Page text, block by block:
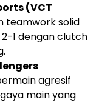
(VCT
teamwork solid
1 dengan clutch
agresif
main yang